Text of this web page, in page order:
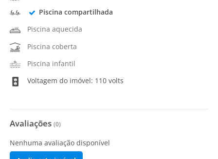
Piscina compartilhada
Piscina aquecida
Piscina coberta
Piscina infantil
Voltagem do imóvel: 110 volts
Avaliações (0)
Nenhuma avaliação disponível